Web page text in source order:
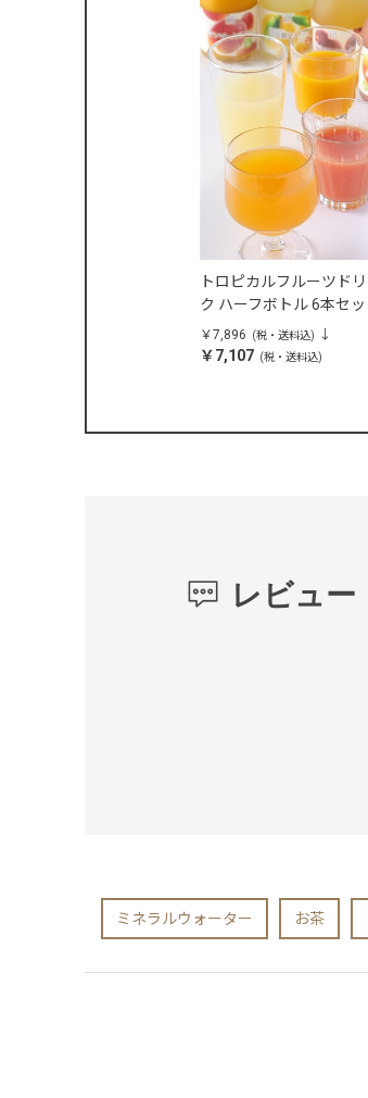
トロピカルフルーツド
ク ハーフボトル 6本セッ
￥7,896 (税・送料込)
￥7,107 (税・送料込)
レビュー
ミネラルウォーター お茶